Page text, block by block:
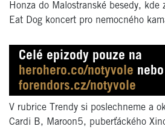
Honza do Malostranské besedy, kde
Eat Dog koncert pro nemocného
Celé epizody pouze na
herohero.co/notyvole nebo
forendors.cz/notyvole
V rubrice Trendy si poslechneme a
Cardi B, Maroon5, puberťáckého